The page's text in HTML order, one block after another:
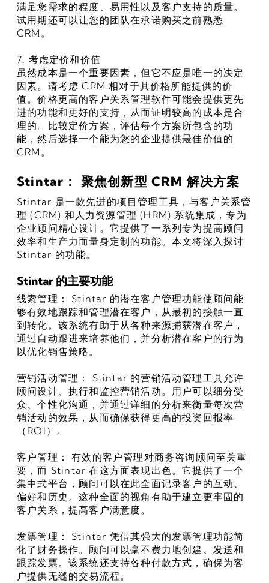
满足您需求的程度、易用性以及客户支持的质量。
试用期还可以让您的团队在承诺购买之前熟悉
CRM。
7. 考虑定价和价值
虽然成本是一个重要因素，但它不应是唯一的决定
因素。请考虑 CRM 相对于其价格所能提供的价
值。价格更高的客户关系管理软件可能会提供更先
进的功能和更好的支持，从而证明较高的成本是合
理的。比较定价方案，评估每个方案所包含的功
能，然后选择一个能为您的企业提供最佳价值的
CRM。
Stintar： 聚焦创新型 CRM 解决方案
Stintar 是一款先进的项目管理工具，与客户关系管
理 (CRM) 和人力资源管理 (HRM) 系统集成，专为
企业顾问精心设计。它提供了一系列专为提高顾问
效率和生产力而量身定制的功能。本文将深入探讨
Stintar 的功能。
Stintar 的主要功能
线索管理： Stintar 的潜在客户管理功能使顾问能
够有效地跟踪和管理潜在客户，从最初的接触一直
到转化。该系统有助于从各种来源捕获潜在客户，
通过自动跟进来培养他们，并分析潜在客户的行为
以优化销售策略。
营销活动管理： Stintar 的营销活动管理工具允许
顾问设计、执行和监控营销活动。用户可以细分受
众、个性化沟通，并通过详细的分析来衡量每次营
销活动的效果，从而确保获得更高的投资回报率
（ROI）。
客户管理： 有效的客户管理对商务咨询顾问至关重
要，而 Stintar 在这方面表现出色。它提供了一个
集中式平台，顾问可以在此全面记录客户的互动、
偏好和历史。这种全面的视角有助于建立更牢固的
客户关系，提高客户满意度。
发票管理： Stintar 凭借其强大的发票管理功能简
化了财务操作。顾问可以毫不费力地创建、发送和
跟踪发票。该系统还支持各种付款方式，确保为客
户提供无缝的交易流程。